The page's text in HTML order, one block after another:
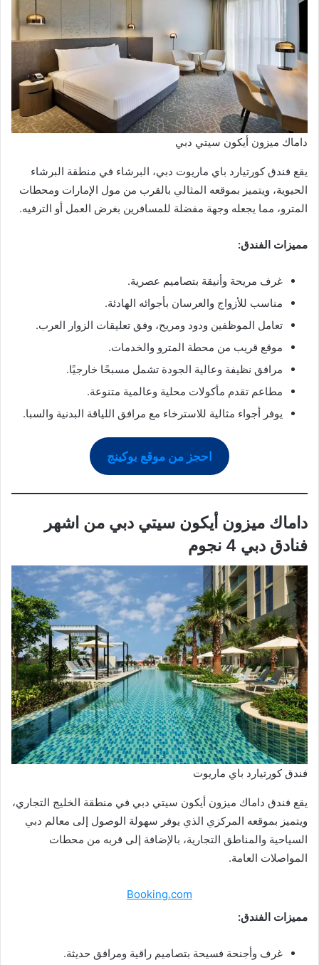
داماك ميزون أيكون سيتي دبي
يقع فندق كورتيارد باي ماريوت دبي، البرشاء في منطقة البرشاء
الحيوية، ويتميز بموقعه المثالي بالقرب من مول الإمارات ومحطات
المترو، مما يجعله وجهة مفضلة للمسافرين بغرض العمل أو الترفيه.
مميزات الفندق:
غرف مريحة وأنيقة بتصاميم عصرية.
مناسب للأزواج والعرسان بأجوائه الهادئة.
تعامل الموظفين ودود ومريح، وفق تعليقات الزوار العرب.
موقع قريب من محطة المترو والخدمات.
مرافق نظيفة وعالية الجودة تشمل مسبحًا خارجيًا.
مطاعم تقدم مأكولات محلية وعالمية متنوعة.
يوفر أجواء مثالية للاسترخاء مع مرافق اللياقة البدنية والسبا.
احجز من موقع بوكينج
داماك ميزون أيكون سيتي دبي من اشهر
فنادق دبي 4 نجوم
فندق كورتيارد باي ماريوت
يقع فندق داماك ميزون أيكون سيتي دبي في منطقة الخليج التجاري،
ويتميز بموقعه المركزي الذي يوفر سهولة الوصول إلى معالم دبي
السياحية والمناطق التجارية، بالإضافة إلى قربه من محطات
المواصلات العامة.
Booking.com
مميزات الفندق:
غرف وأجنحة فسيحة بتصاميم راقية ومرافق حديثة.